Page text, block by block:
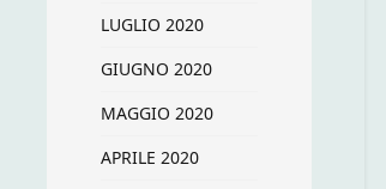
LUGLIO 2020
GIUGNO 2020
MAGGIO 2020
APRILE 2020